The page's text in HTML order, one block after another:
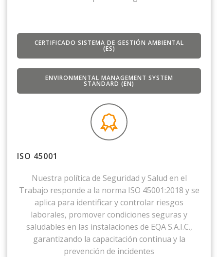
CERTIFICADO SISTEMA DE GESTIÓN AMBIENTAL
(ES)
ENVIRONMENTAL MANAGEMENT SYSTEM
STANDARD (EN)
ISO 45001
Nuestra política de Seguridad y Salud en el
Trabajo responde a la norma ISO 45001:2018 y se
aplica para identificar y controlar riesgos
laborales, promover condiciones seguras y
saludables en las instalaciones de EQA S.A.I.C.,
garantizando la capacitación continua y la
prevención de incidentes